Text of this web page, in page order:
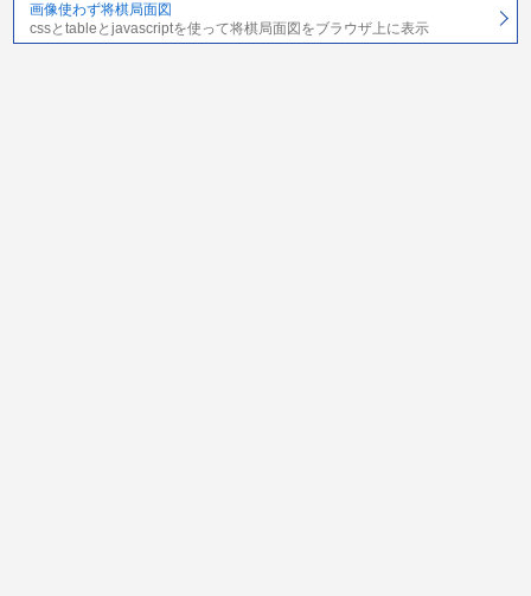
画像使わず将棋局面図
cssとtableとjavascriptを使って将棋局面図をブラウザ上に表示